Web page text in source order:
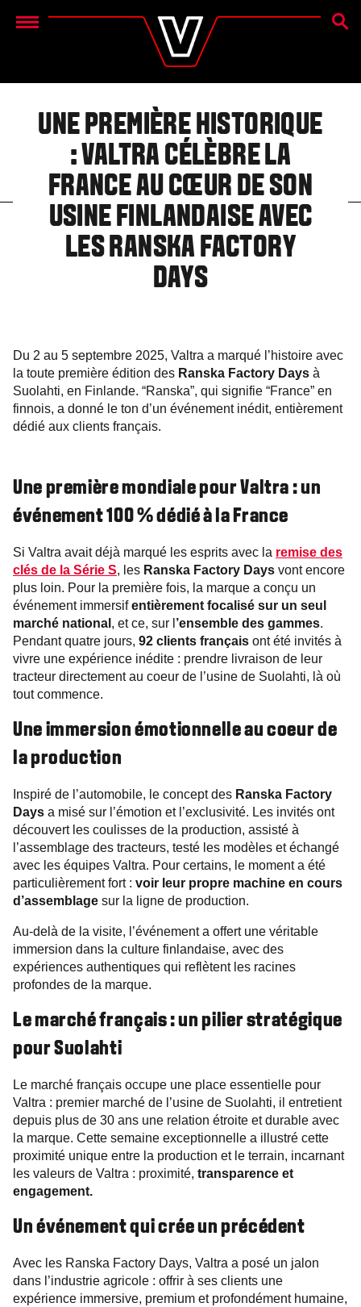
Menu
UNE PREMIÈRE HISTORIQUE
: VALTRA CÉLÈBRE LA
FRANCE AU CŒUR DE SON
USINE FINLANDAISE AVEC
LES RANSKA FACTORY
DAYS
Du 2 au 5 septembre 2025, Valtra a marqué l’histoire avec
la toute première édition des Ranska Factory Days à
Suolahti, en Finlande. “Ranska”, qui signifie “France” en
finnois, a donné le ton d’un événement inédit, entièrement
dédié aux clients français.
Une première mondiale pour Valtra : un
événement 100 % dédié à la France
Si Valtra avait déjà marqué les esprits avec la remise des
clés de la Série S, les Ranska Factory Days vont encore
plus loin. Pour la première fois, la marque a conçu un
événement immersifentièrement focalisé sur un seul
marché national , et ce, sur l ’ensemble des gammes.
Pendant quatre jours, 92 clients français ont été invités à
vivre une expérience inédite : prendre livraison de leur
tracteur directement au coeur de l’usine de Suolahti, là où
tout commence.
Une immersion émotionnelle au coeur de
la production
Inspiré de l’automobile, le concept des Ranska Factory
Days a misé sur l’émotion et l’exclusivité. Les invités ont
découvert les coulisses de la production, assisté à
l’assemblage des tracteurs, testé les modèles et échangé
avec les équipes Valtra. Pour certains, le moment a été
particulièrement fort : voir leur propre machine en cours
d’assemblage sur la ligne de production.
Au-delà de la visite, l’événement a offert une véritable
immersion dans la culture finlandaise, avec des
expériences authentiques qui reflètent les racines
profondes de la marque.
Le marché français : un pilier stratégique
pour Suolahti
Le marché français occupe une place essentielle pour
Valtra : premier marché de l’usine de Suolahti, il entretient
depuis plus de 30 ans une relation étroite et durable avec
la marque. Cette semaine exceptionnelle a illustré cette
proximité unique entre la production et le terrain, incarnant
les valeurs de Valtra : proximité, transparence et
engagement.
Un événement qui crée un précédent
Avec les Ranska Factory Days, Valtra a posé un jalon
dans l’industrie agricole : offrir à ses clients une
expérience immersive, premium et profondément humaine,